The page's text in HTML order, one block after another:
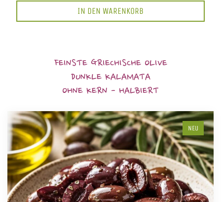
IN DEN WARENKORB
FEINSTE GRIECHISCHE OLIVE
DUNKLE KALAMATA
OHNE KERN - HALBIERT
NEU